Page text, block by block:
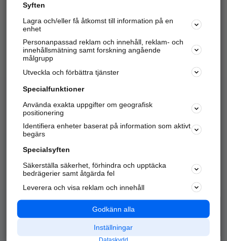
Hitta.se - Gratis nummerupplysning.
Sök företag, personer och platser.
Hitta telefonnummer, adresser, företagsinfo mm.
Marknadsför företaget
Kom igång och annonsera mot
samarbetspartners nära dig.
Alla kategorier
Populära sökningar
API & Kartor
Annonsera
Integritet
Nödnummer
Syften
Lagra och/eller få åtkomst till information på en
enhet
Personanpassad reklam och innehåll, reklam- och
innehållsmätning samt forskning angående
målgrupp
Utveckla och förbättra tjänster
Specialfunktioner
Använda exakta uppgifter om geografisk
positionering
Identifiera enheter baserat på information som aktivt
begärs
Specialsyften
Säkerställa säkerhet, förhindra och upptäcka
bedrägerier samt åtgärda fel
Leverera och visa reklam och innehåll
Godkänn alla
Inställningar
Dataskydd